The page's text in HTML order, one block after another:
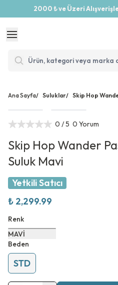
2000 ₺ ve Üzeri
Ana Sayfa/ Suluklar/ Skip Hop
0 / 5 0 Yorum
Skip Hop Wander
Suluk Mavi
Yetkili Satıcı
₺ 2,299.99
Renk
MAVİ
Beden
STD